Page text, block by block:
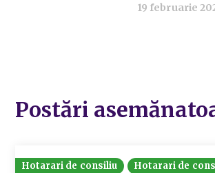
19 februarie
Postări
Hotarari de consiliu
Hotarari de